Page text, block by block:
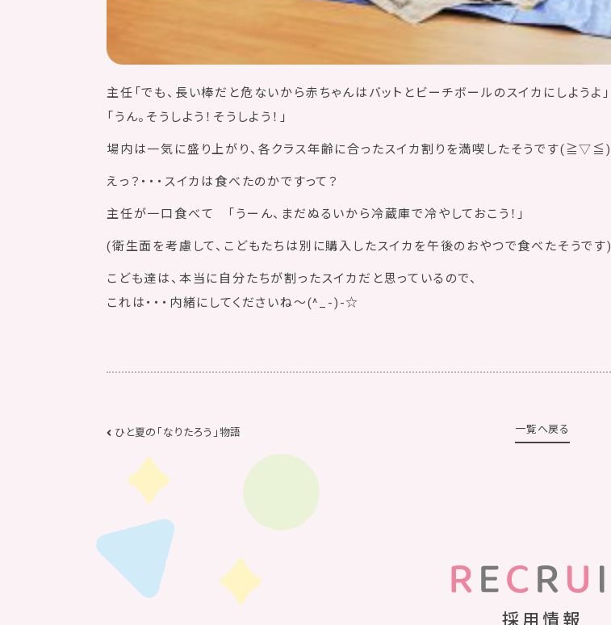
主任「でも、長い棒だと危ないから赤ちゃんはバットとビーチボールのスイカにしようよ」
「うん。そうしよう！そうしよう！」
場内は一気に盛り上がり、各クラス年齢に合ったスイカ割りを満喫したそうです(≧▽≦)
えっ？・・・スイカは食べたのかですって？
主任が一口食べて 「うーん、まだぬるいから冷蔵庫で冷やしておこう！」
(衛生面を考慮して、こどもたちは別に購入したスイカを午後のおやつで食べたそうです)
こども達は、本当に自分たちが割ったスイカだと思っているので、
これは・・・内緒にしてくださいね〜(^_-)-☆
ひと夏の「なりたろう」物語 一覧へ戻る
採用情報